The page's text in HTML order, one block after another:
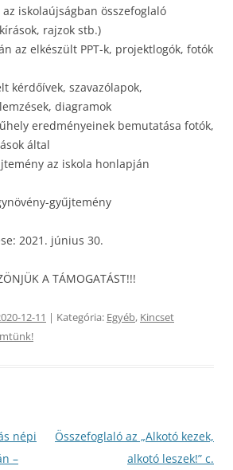
iskolaújságban összefoglaló
rajzok stb.)
az elkészült PPT-k, projektlogók, fotók
kérdőívek, szavazólapok,
diagramok
eredményeinek bemutatása fotók,
által
az iskola honlapján
gyűjtemény
2021. június 30.
A TÁMOGATÁST!!!
12-11 | Kategória: Egyéb, Kincset
népi
–
Összefoglaló az „Alkotó kezek,
alkotó leszek!” c.